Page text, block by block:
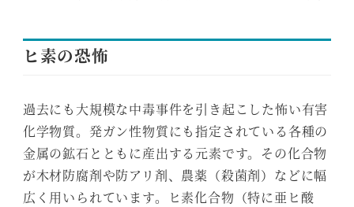
ヒ素の恐怖
過去にも大規模な中毒事件を引き起こした怖い有害
化学物質。発ガン性物質にも指定されている各種の
金属の鉱石とともに産出する元素です。その化合物
が木材防腐剤や防アリ剤、農薬（殺菌剤）などに幅
広く用いられています。ヒ素化合物（特に亜ヒ酸